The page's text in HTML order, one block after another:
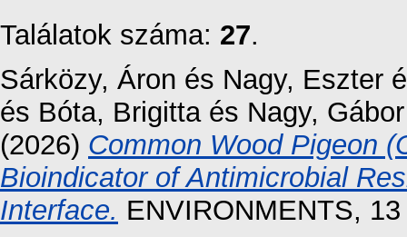
Találatok száma: 27.
Sárközy, Áron és Nagy, Eszter
és Bóta, Brigittaés Nagy, Gábor
(2026) Common Wood Pigeon
Bioindicator of Antimicrobial
Interface. ENVIRONMENTS,